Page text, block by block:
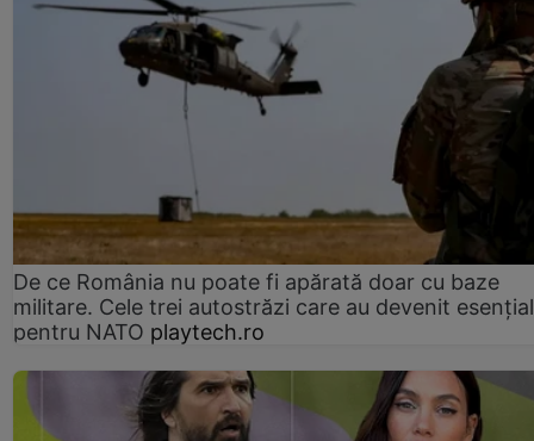
De ce România nu poate fi apărată doar cu baze
militare. Cele trei autostrăzi care au devenit
pentru NATO playtech.ro